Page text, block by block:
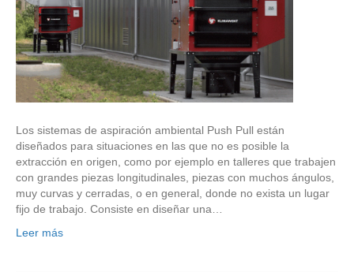
Los sistemas de aspiración ambiental Push Pull están
diseñados para situaciones en las que no es posible la
extracción en origen, como por ejemplo en talleres que trabajen
con grandes piezas longitudinales, piezas con muchos ángulos,
muy curvas y cerradas, o en general, donde no exista un lugar
fijo de trabajo. Consiste en diseñar una…
Leer más